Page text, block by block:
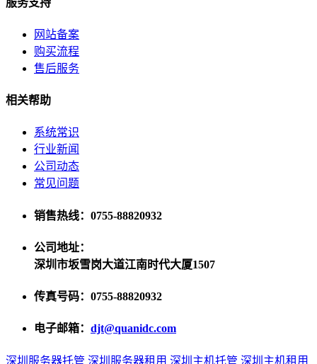
网站备案
购买流程
售后服务
相关帮助
系统常识
行业新闻
公司动态
常见问题
销售热线：0755-88820932
公司地址：
深圳市坂雪岗大道江南时代大厦1507
传真号码：0755-88820932
电子邮箱： djt@quanidc.com
深圳服务器托管 深圳服务器租用 深圳主机托管 深圳主机租用